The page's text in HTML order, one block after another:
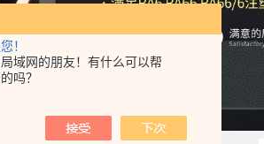
！
域网的朋友！有什么可以帮
吗？